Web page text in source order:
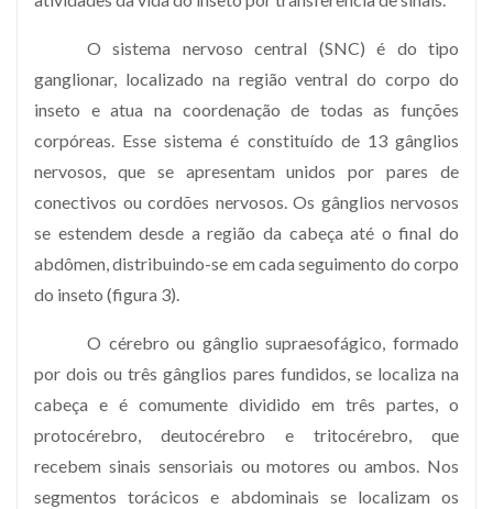
O sistema nervoso central (SNC) é do tipo
ganglionar, localizado na região ventral do corpo do
inseto e atua na coordenação de todas as funções
corpóreas. Esse sistema é constituído de 13 gânglios
nervosos, que se apresentam unidos por pares de
conectivos ou cordões nervosos. Os gânglios nervosos
se estendem desde a região da cabeça até o final do
abdômen, distribuindo-se em cada seguimento do corpo
do inseto (figura 3).
O cérebro ou gânglio supraesofágico, formado
por dois ou três gânglios pares fundidos, se localiza na
cabeça e é comumente dividido em três partes, o
protocérebro, deutocérebro e tritocérebro, que
recebem sinais sensoriais ou motores ou ambos. Nos
segmentos torácicos e abdominais se localizam os